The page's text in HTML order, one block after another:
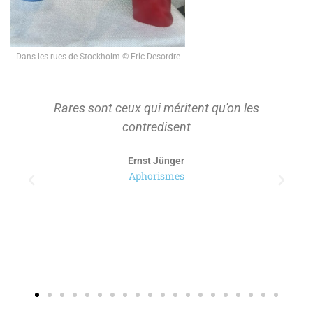
Dans les rues de Stockholm © Eric Desordre
Rares sont ceux qui méritent qu'on les
contredisent
Ernst Jünger
Aphorismes